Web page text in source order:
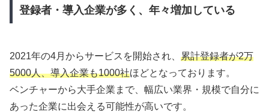
登録者・導入企業が多く、年々増加している
2021年の4月からサービスを開始され、 累計登録者が2万
5000人、導入企業も1000社ほどとなっております。
ベンチャーから大手企業まで、幅広い業界・規模で自分に
あった企業に出会える可能性が高いです。